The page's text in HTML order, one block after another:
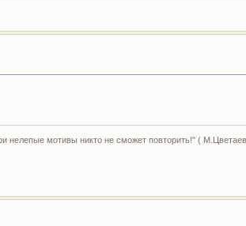
нелепые мотивы никто не сможет повторить!" (